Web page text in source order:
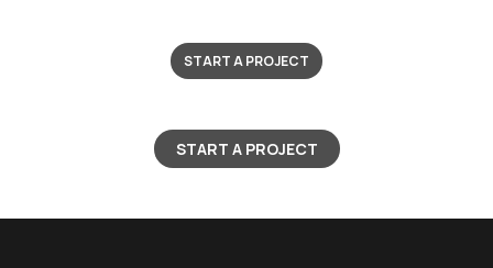
START A PROJECT
START A PROJECT